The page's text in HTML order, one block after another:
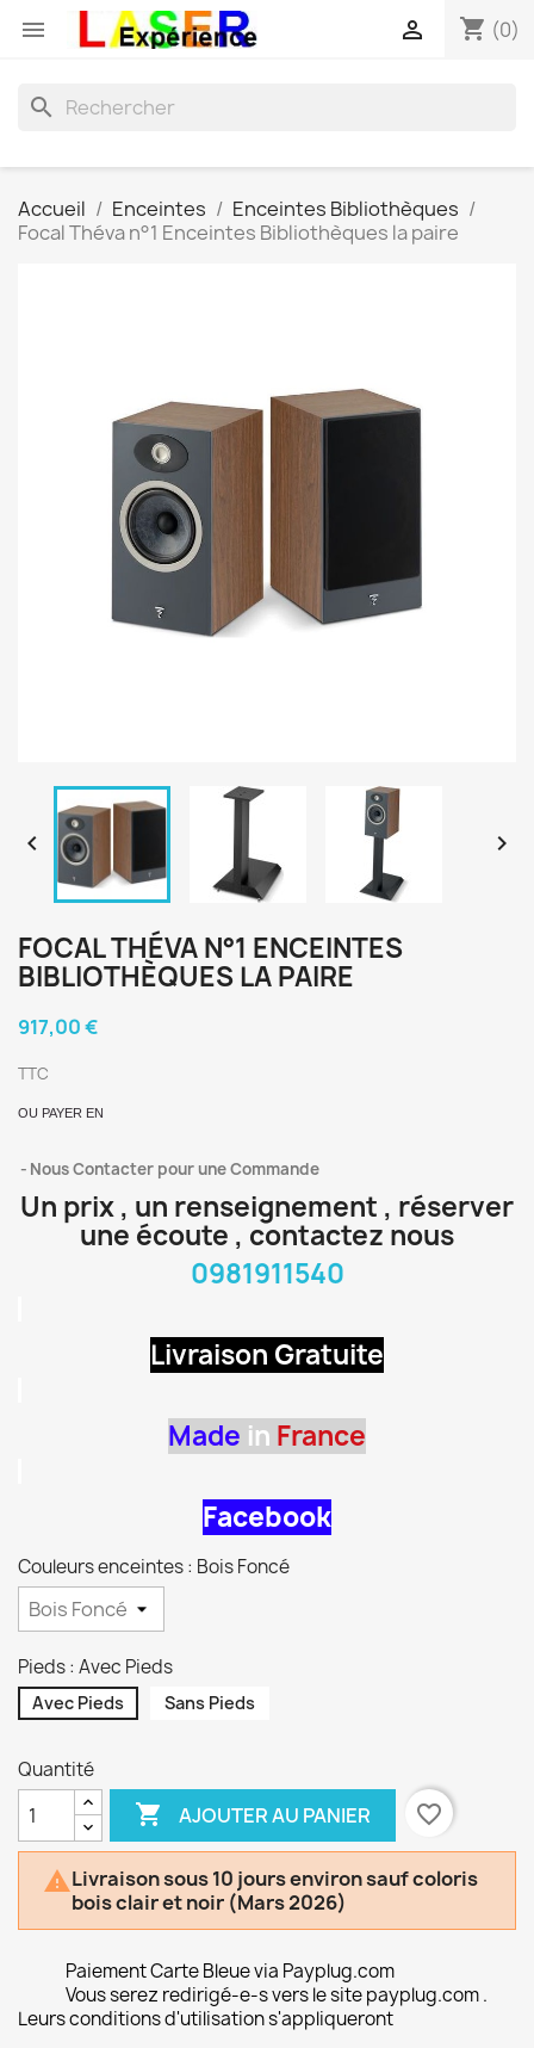
 shopping_cart (0)

search
Accueil Enceintes
Enceintes Bibliothèques
Focal Théva n°1 Enceintes Bibliothèques la paire
 
FOCAL THÉVA N°1 ENCEINTES
BIBLIOTHÈQUES LA PAIRE
917,00 €
TTC
OU PAYER EN
Nous Contacter pour une Commande
Un prix , un renseignement , réserver
une écoute , contactez nous
0981911540
Livraison Gratuite
Made in France
Facebook
Couleurs enceintes : Bois Foncé
Pieds : Avec Pieds
Avec Pieds Sans Pieds
Quantité
 AJOUTER AU PANIER favorite_border
Livraison sous 10 jours environ sauf coloris
bois clair et noir (Mars 2026)
Paiement Carte Bleue via Payplug.com
Vous serez redirigé-e-s vers le site payplug.com .
Leurs conditions d'utilisation s'appliqueront